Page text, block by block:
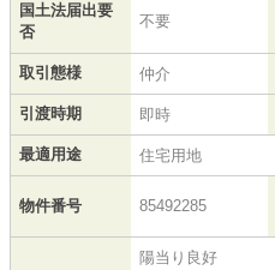
国土法届出要
否
不要
取引態様 仲介
引渡時期 即時
最適用途 住宅用地
物件番号 85492285
陽当り良好